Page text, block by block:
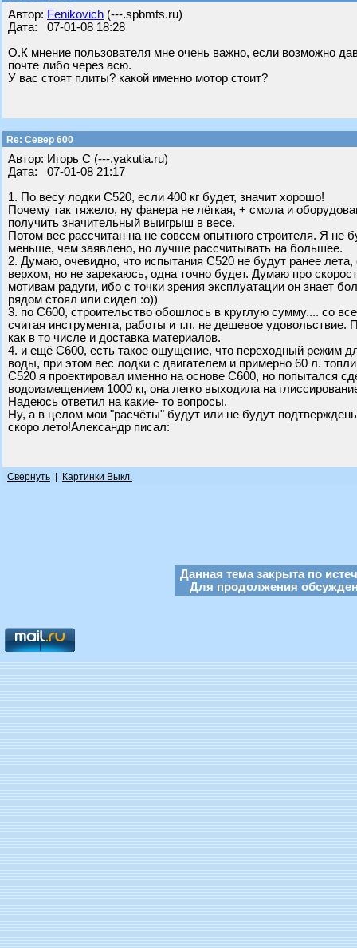
Автор: Fenikovich (---.spbmts.ru)
Дата: 07-01-08 18:28
О.К мнение пользователя мне очень важно, если возможно
почте либо через асю.
У вас стоят плиты? какой именно мотор стоит?
Re: Север 600
Автор: Игорь С (---.yakutia.ru)
Дата: 07-01-08 21:17
1. По весу лодки С520, если 400 кг будет, значит хорошо!
Почему так тяжело, ну фанера не лёгкая, + смола и
получить значительный выигрыш в весе.
Потом вес рассчитан на не совсем опытного строителя. Я не
меньше, чем заявлено, но лучше рассчитывать на большее.
2. Думаю, очевидно, что испытания С520 не будут ранее
верхом, но не зарекаюсь, одна точно будет. Думаю про
мотивам радуги, ибо с точки зрения эксплуатации он знает
рядом стоял или сидел :о))
3. по С600, строительство обошлось в круглую сумму.... со
считая инструмента, работы и т.п. не дешевое удовольствие.
как в то числе и доставка материалов.
4. и ещё С600, есть такое ощущение, что переходный режим
воды, при этом вес лодки с двигателем и примерно 60 л.
С520 я проектировал именно на основе С600, но попытался
водоизмещением 1000 кг, она легко выходила на
Надеюсь ответил на какие- то вопросы.
Ну, а в целом мои "расчёты" будут или не будут
скоро лето!Александр писал:
Свернуть Картинки Выкл.
Данная тема закрыта по
Для продолжения